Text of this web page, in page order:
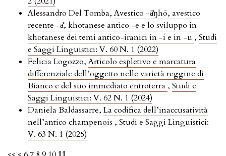
Alessandro Del Tomba,Avestico -ā̊ŋhō, avestico
recente -ā̊, khotanese antico -e e lo sviluppo in
khotanese dei temi antico-iranici in -i e in -u , Studi
e Saggi Linguistici: V. 60 N. 1 (2022)
Felicia Logozzo,Articolo espletivo e marcatura
differenziale dell’oggetto nelle varietà reggine di
Bianco e del suo immediato entroterra , Studi e
Saggi Linguistici: V. 62 N. 1 (2024)
Daniela Baldassarre, La codifica dell’inaccusatività
nell’antico champenois , Studi e Saggi Linguistici:
V. 63 N. 1 (2025)